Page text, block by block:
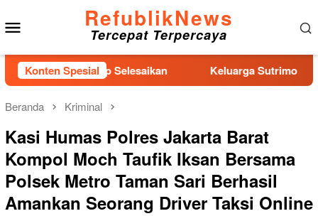
ke
konten
RefublikNews
Tercepat Terpercaya
Konten Spesial
II Gercep Selesaikan Keluarga Sutrimo Serahkan
Beranda Kriminal
Kasi Humas Polres Jakarta Barat
Kompol Moch Taufik Iksan Bersama
Polsek Metro Taman Sari Berhasil
Amankan Seorang Driver Taksi Online